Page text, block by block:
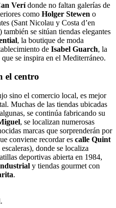
Verídonde no faltan galerías de
como Holger Stewen o
(Sant Nicolau y Costa d’en
se sitúan tiendas elegantes
, la boutique de moda
de Isabel Guarch, la
se inspira en el Mediterráneo.
el centro
sino el comercio local, es mejor
Muchas de las tiendas ubicadas
se continúa fabricando su
, se localizan numerosas
marcas que sorprenderán por
conviene recordar es calle Quint
donde se localiza
deportivas abierta en 1984,
y tiendas gourmet con
.